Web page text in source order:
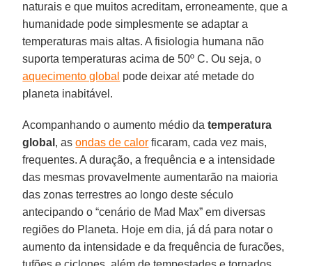
naturais e que muitos acreditam, erroneamente, que a
humanidade pode simplesmente se adaptar a
temperaturas mais altas. A fisiologia humana não
suporta temperaturas acima de 50º C. Ou seja, o
aquecimento global pode deixar até metade do
planeta inabitável.
Acompanhando o aumento médio datemperatura
global , as ondas de calor ficaram, cada vez mais,
frequentes. A duração, a frequência e a intensidade
das mesmas provavelmente aumentarão na maioria
das zonas terrestres ao longo deste século
antecipando o “cenário de Mad Max” em diversas
regiões do Planeta. Hoje em dia, já dá para notar o
aumento da intensidade e da frequência de furacões,